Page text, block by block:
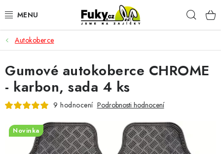
na
AUTO-MOTO
HOBBY A ZAHRADA
SPORT A OUTDOOR
DOMÁCNOST
ELEKTRONIKA
Autokoberce
Gumové autokoberce CHROME
- karbon, sada 4 ks
9 hodnocení Podrobnosti hodnocení
Novinka